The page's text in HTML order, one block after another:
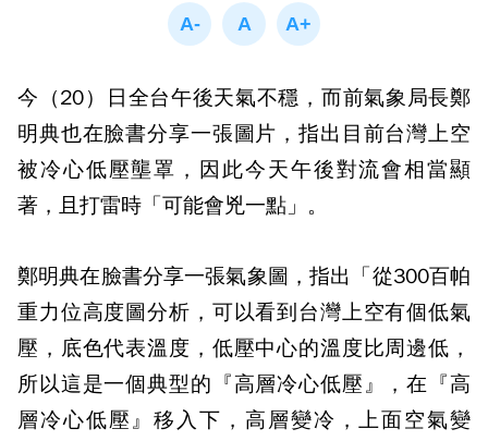
今（20）日全台午後天氣不穩，而前氣象局長鄭
明典也在臉書分享一張圖片，指出目前台灣上空
被冷心低壓壟罩，因此今天午後對流會相當顯
著，且打雷時「可能會兇一點」。
鄭明典在臉書分享一張氣象圖，指出「從300百帕
重力位高度圖分析，可以看到台灣上空有個低氣
壓，底色代表溫度，低壓中心的溫度比周邊低，
所以這是一個典型的『高層冷心低壓』，在『高
層冷心低壓』移入下，高層變冷，上面空氣變